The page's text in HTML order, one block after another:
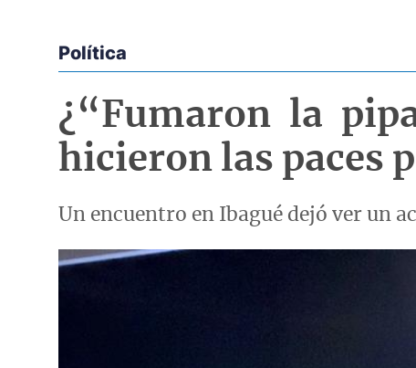
Econoticias y Eventos
Política
¿“Fumaron la
hicieron las paces
Un encuentro en Ibagué dejó ver un
Imagen